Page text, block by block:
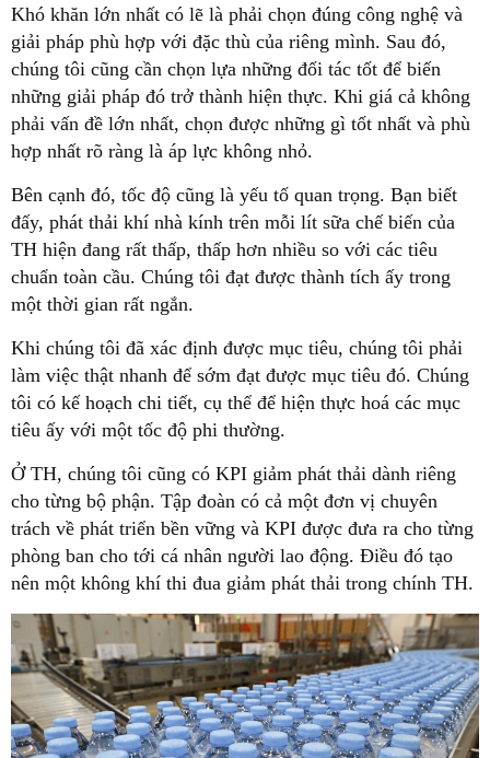
Khó khăn lớn nhất có lẽ là phải chọn đúng công nghệ và
giải pháp phù hợp với đặc thù của riêng mình. Sau đó,
chúng tôi cũng cần chọn lựa những đối tác tốt để biến
những giải pháp đó trở thành hiện thực. Khi giá cả không
phải vấn đề lớn nhất, chọn được những gì tốt nhất và phù
hợp nhất rõ ràng là áp lực không nhỏ.
Bên cạnh đó, tốc độ cũng là yếu tố quan trọng. Bạn biết
đấy, phát thải khí nhà kính trên mỗi lít sữa chế biến của
TH hiện đang rất thấp, thấp hơn nhiều so với các tiêu
chuẩn toàn cầu. Chúng tôi đạt được thành tích ấy trong
một thời gian rất ngắn.
Khi chúng tôi đã xác định được mục tiêu, chúng tôi phải
làm việc thật nhanh để sớm đạt được mục tiêu đó. Chúng
tôi có kế hoạch chi tiết, cụ thể để hiện thực hoá các mục
tiêu ấy với một tốc độ phi thường.
Ở TH, chúng tôi cũng có KPI giảm phát thải dành riêng
cho từng bộ phận. Tập đoàn có cả một đơn vị chuyên
trách về phát triển bền vững và KPI được đưa ra cho từng
phòng ban cho tới cá nhân người lao động. Điều đó tạo
nên một không khí thi đua giảm phát thải trong chính TH.